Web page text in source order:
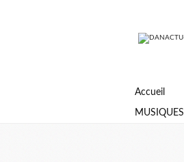
Accueil
MUSIQUES